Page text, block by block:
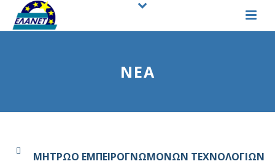
ΝΕΑ
ΜΗΤΡΩΟ ΕΜΠΕΙΡΟΓΝΩΜΟΝΩΝ ΤΕΧΝΟΛΟΓΙΩΝ